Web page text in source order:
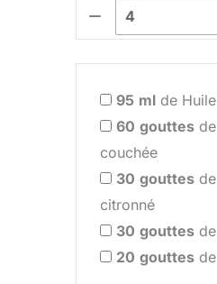
95 ml de
60 gouttes
couchée
30 gouttes
citronné
30 gouttes
20 gouttes